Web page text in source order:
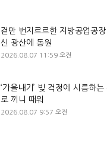
겉만 번지르르한 지방공업공
신 광산에 동원
2026.08.07 11:59 오전
‘가을내기’ 빚 걱정에 시름하
로 끼니 때워
2026.08.07 9:57 오전